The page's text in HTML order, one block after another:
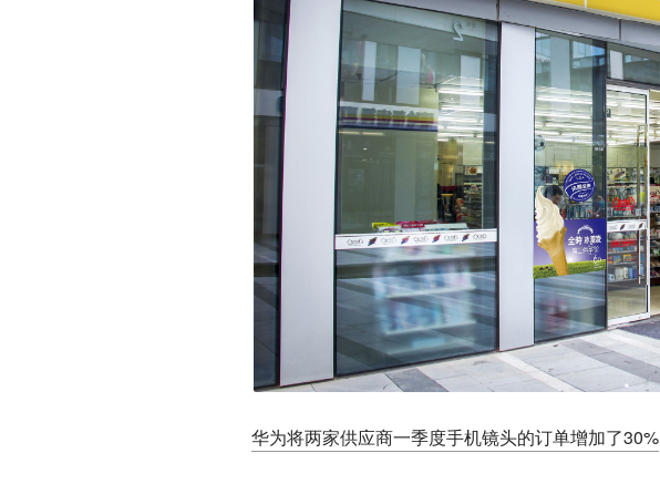
华为将两家供应商一季度手机镜头的订单增加了30%